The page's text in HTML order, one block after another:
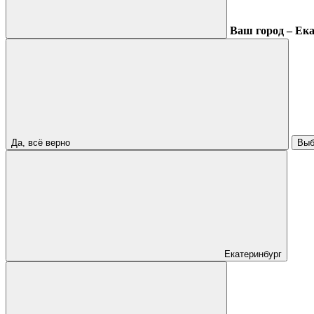
Ваш город –
Да, всё верно
Екатеринбург